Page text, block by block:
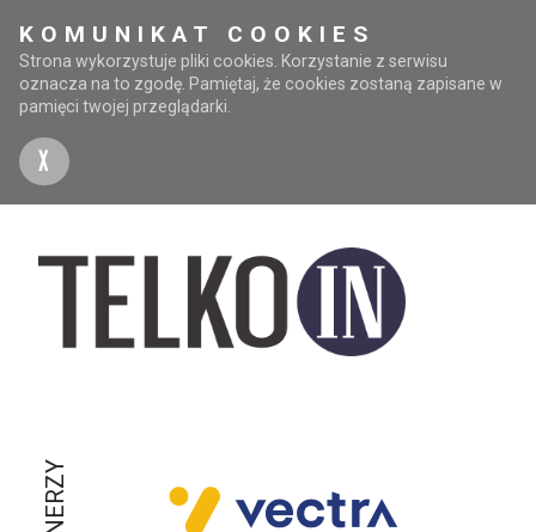
KOMUNIKAT COOKIES
Strona wykorzystuje pliki cookies. Korzystanie z serwisu
oznacza na to zgodę. Pamiętaj, że cookies zostaną zapisane w
pamięci twojej przeglądarki.
X